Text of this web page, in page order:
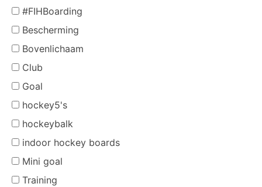
#FIHBoarding
Bescherming
Bovenlichaam
Club
Goal
hockey5's
hockeybalk
indoor hockey boards
Mini goal
Training